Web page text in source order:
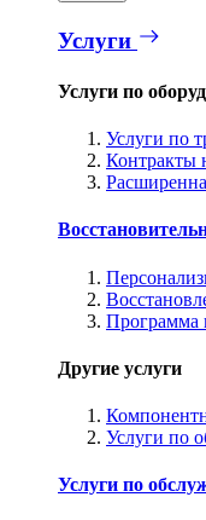
Услуги
Услуги по
Услуги по
Контракты
Программа
Другие услуги
Услуги по
Услуги по